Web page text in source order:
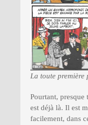
La toute
Pourtant, presque
est déjà là. Il est
facilement, dans